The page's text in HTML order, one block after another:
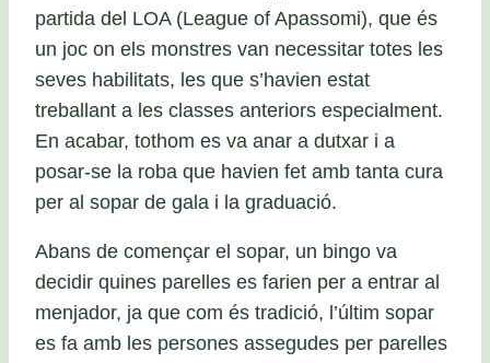
partida del LOA (League of Apassomi), que és
un joc on els monstres van necessitar totes les
seves habilitats, les que s’havien estat
treballant a les classes anteriors especialment.
En acabar, tothom es va anar a dutxar i a
posar-se la roba que havien fet amb tanta cura
per al sopar de gala i la graduació.
Abans de començar el sopar, un bingo va
decidir quines parelles es farien per a entrar al
menjador, ja que com és tradició, l’últim sopar
es fa amb les persones assegudes per parelles